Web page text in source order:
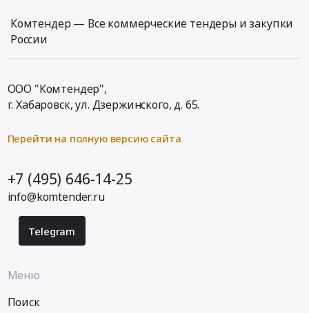
Комтендер — Все коммерческие тендеры и закупки
России
ООО "Комтендер",
г. Хабаровск,ул. Дзержинского, д. 65.
Перейти на полную версию сайта
+7 (495) 646-14-25
info@komtender.ru
Telegram
Меню
Поиск